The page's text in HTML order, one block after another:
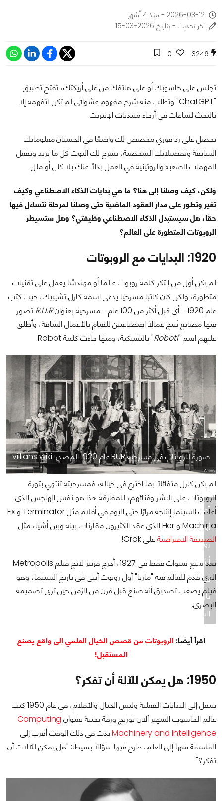
2026-03-12 - منذ 4 أشهر
اخر تحديث - بتاريخ 2026-03-15
3246
0
تجلس على حاسوبك أو على هاتفك من على أريكتك، تفتح تطبيق
"ChatGPT" وتطلب منه شرح مفهوم عشوائي لم تكن لتفهمه إلا
بالبحث لساعات في أرجاء منتديات الإنترنت.
تحصل على رد فوري مخصص لك واضعًا في الحسبان معلوماتك
السابقة وتفضيلاتك الشخصية، يشرح لك البوت كل ما تريد ويفعل
المهمات الصعبة والروتينية في العمل بدلًا عنك بلا كلل أو ملل.
ولكن، كيف وصلنا إلى هنا؟ ما هي بدايات الذكاء الاصطناعي وكيف
تغير وتطور على مدار العقود الماضية حتى وصلنا لمرحلة نتساءل فيها
حقًا، هل سيستبدل الذكاء الاصطناعي وظيفتي؟ وهل ستسيطر
الروبوتات المتطورة على العالم؟
1920: البدايات مع الروبوتات
لم يكن أول من ابتكر كلمة روبوت عالمًا أو مهندسًا يعمل على تقنيات
متطورة، ولكن كان كاتبًا مسرحيًا يدعى اسمه كارل تشيبيك، حيث كتب
عام 1920 - أي قبل أكثر من 100 عام - مسرحية بعنوان
R.U.R تصور
فيها مصانع تُنتج عمالًا اصطناعيين للقيام بالأعمال الشاقة، وأطلق
عليهم اسم "Roboti" بالتشيكية، ومنها جاءت كلمة Robot.
صورة للروبتات في مسرحية RUR عام 1920 المصدر: villians wiki
لم يكن كارل متفائلًا بما اخترع في خياله، فمسرحيته تنتهي بثورة
الروبوتات على البشر وفنائهم، للمفارقة هذا هو نفس الهاجس الذي
أعادت السينما إنتاجه مرارًا حتى اليوم في أفلام مثل Terminator و Ex
Machina و Her الذي عقد الكثيرون مقارنات بينه وبين أشياء مثل
الصديقة الافتراضيةعلى Grok!
بعد سبع سنوات فقط في 1927، أخرج فريتز لانج فيلم Metropolis
الذي قدم للعالم فيه "ماريا" أول روبوت أنثى في تاريخ السينما، وهو
فيلم يصعب تصديق أنه صنع قبل قرن من الزمن حين ترى تصميمه
البصري.
"ماريا"
أول
روبوت
أنثى
في
تاريخ
السينما
اقرأ أيضًا: الروبوتات من قصص الخيال العلمي إلى واقع يصنع
المستقبل!
1950: هل يمكن للآلة أن تفكر؟
نتنقل إلى البدايات الفعلية وليس الخيال والأفلام، في عام 1950 كتب
عالم الحاسوب الشهير آلان تورنج ورقة بحثية بعنوان Computing
Machinery and Intelligence بدت في ذلك الوقت أقرب إلى
الفلسفة منها إلى العلم، طرح فيها سؤالًا بسيطًا: "هل يمكن للآلات أن
تفكر؟"